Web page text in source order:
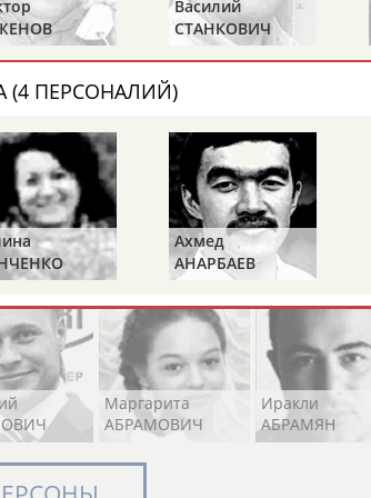
Александр
Екатерина
АБРАМОВА
Екатерина
АБРАМОВА
Маргарита
АБРАМОВИЧ
Иракли
АБРАМЯН
Василий
СТАНКОВИЧ
(4 ПЕРСОНАЛИЙ)
Ахмед
АНАРБАЕВ